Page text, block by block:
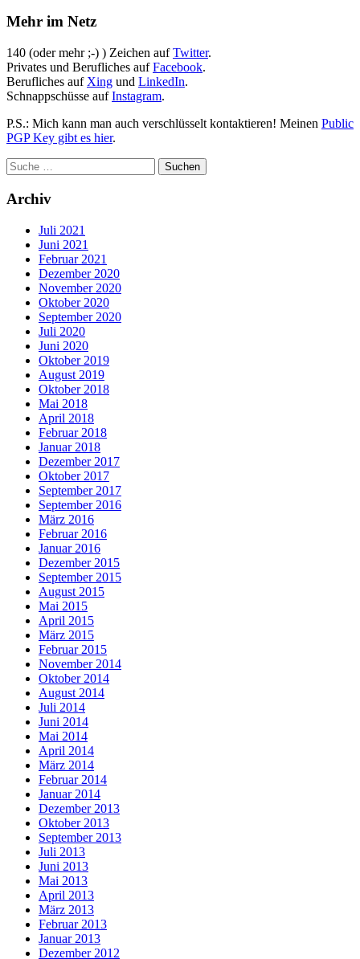
Mehr im Netz
140 (oder mehr ;-) ) Zeichen aufTwitter.
Privates und Berufliches aufFacebook.
Berufliches auf Xing und LinkedIn.
Schnappschüsse aufInstagram.
P.S.: Mich kann man auch verschlüsselt kontaktieren! Meinen Public
PGP Key gibt es hier.
Archiv
Juli 2021
Juni 2021
Februar 2021
Dezember 2020
November 2020
Oktober 2020
September 2020
Juli 2020
Juni 2020
Oktober 2019
August 2019
Oktober 2018
Mai 2018
April 2018
Februar 2018
Januar 2018
Dezember 2017
Oktober 2017
September 2017
September 2016
März 2016
Februar 2016
Januar 2016
Dezember 2015
September 2015
August 2015
Mai 2015
April 2015
März 2015
Februar 2015
November 2014
Oktober 2014
August 2014
Juli 2014
Juni 2014
Mai 2014
April 2014
März 2014
Februar 2014
Januar 2014
Dezember 2013
Oktober 2013
September 2013
Juli 2013
Juni 2013
Mai 2013
April 2013
März 2013
Februar 2013
Januar 2013
Dezember 2012